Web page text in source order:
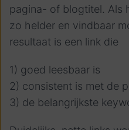
pagina- of blogtitel. Als
zo helder en vindbaar
resultaat is een link die
1) goed leesbaar is
2) consistent is met de
3) de belangrijkste